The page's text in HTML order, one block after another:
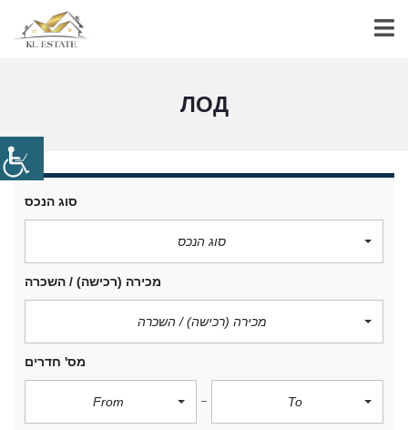
ЛОД
סוג הנכס
סוג הנכס
מכירה (רכישה) / השכרה
מכירה (רכישה) / השכרה
מס' חדרים
From To